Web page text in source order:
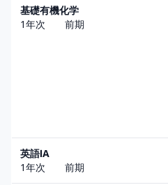
基礎有機化学
1年次 前期
英語ⅠA
1年次 前期